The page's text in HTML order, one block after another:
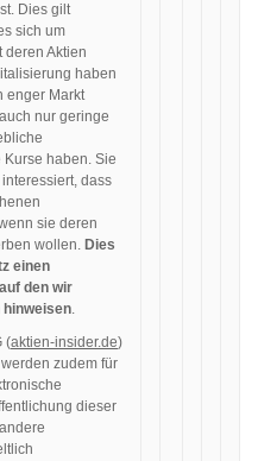
Dies gilt
sich um
deren Aktien
haben
enger Markt
nur geringe
haben. Sie
dass
sie deren
wollen. Dies
einen
den wir
.
(aktien-insider.de)
zudem für
dieser